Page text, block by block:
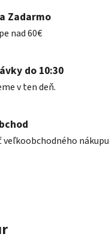
Zadarmo
nad 60€
do 10:30
v ten deň.
veľkoobchodného nákupu